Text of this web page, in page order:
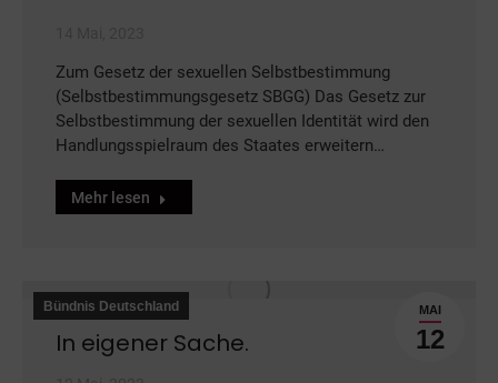
Zum Gesetz der sexuellen Selbstbestimmung
(Selbstbestimmungsgesetz SBGG) Das Gesetz zur
Selbstbestimmung der sexuellen Identität wird den
Handlungsspielraum des Staates erweitern…
Mehr lesen
MAI
12
Bündnis Deutschland
In eigener Sache.